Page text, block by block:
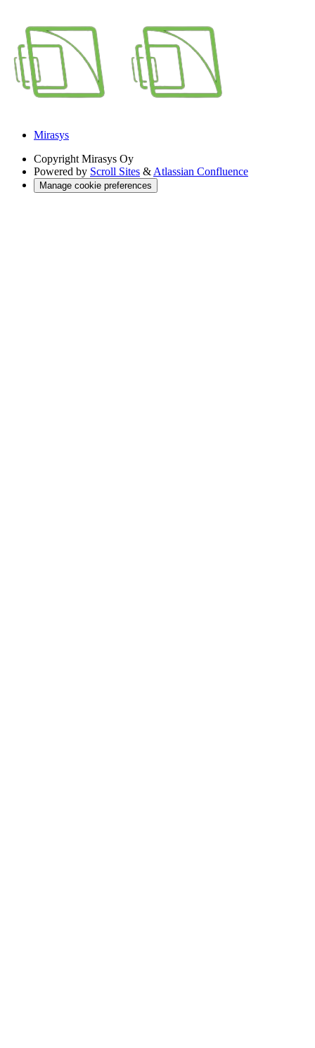
Mirasys
Copyright Mirasys Oy
Powered by Scroll Sites & Atlassian Confluence
Manage cookie preferences